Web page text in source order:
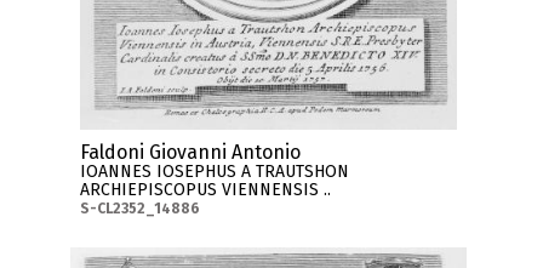
Faldoni Giovanni Antonio
IOANNES IOSEPHUS A TRAUTSHON
ARCHIEPISCOPUS VIENNENSIS ..
S-CL2352_14886